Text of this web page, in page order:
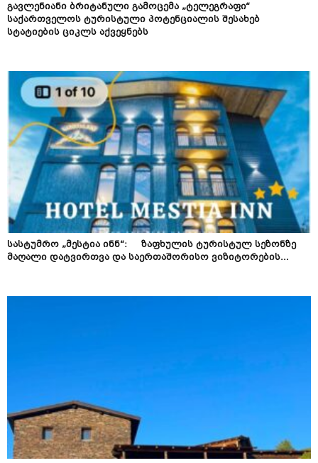
გავლენიანი ბრიტანული გამოცემა „ტელეგრაფი“
საქართველოს ტურისტული პოტენციალის შესახებ
სტატიების ციკლს აქვეყნებს
სასტუმრო „მესტია ინნ“: ზაფხულის ტურისტულ სეზონზე
მაღალი დატვირთვა და საერთაშორისო ვიზიტორების...